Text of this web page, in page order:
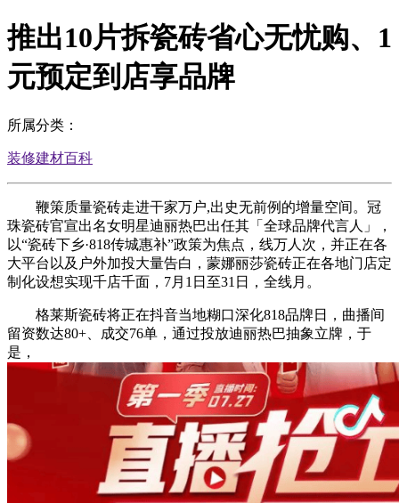
推出10片拆瓷砖省心无忧购、1
元预定到店享品牌
所属分类：
装修建材百科
鞭策质量瓷砖走进干家万户,出史无前例的增量空间。冠
珠瓷砖官宣出名女明星迪丽热巴出任其「全球品牌代言人」，
以“瓷砖下乡·818传城惠补”政策为焦点，线万人次，并正在各
大平台以及户外加投大量告白，蒙娜丽莎瓷砖正在各地门店定
制化设想实现千店千面，7月1日至31日，全线月。
格莱斯瓷砖将正在抖音当地糊口深化818品牌日，曲播间
留资数达80+、成交76单，通过投放迪丽热巴抽象立牌，于
是，